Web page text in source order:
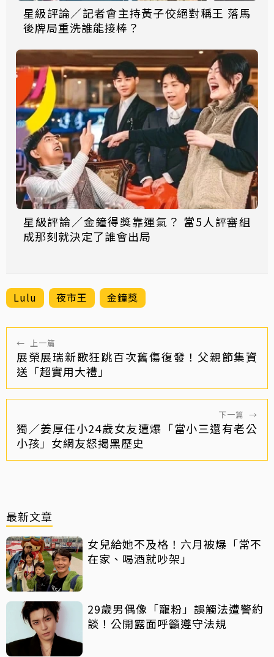
星級評論／記者會主持黃子佼絕對稱王 落馬
後牌局重洗誰能接棒？
星級評論／金鐘得獎靠運氣？ 當5人評審組
成那刻就決定了誰會出局
Lulu 夜市王 金鐘獎
← 上一篇
展榮展瑞新歌狂跳百次舊傷復發！父親節集資
送「超實用大禮」
下一篇 →
獨／姜厚任小24歲女友遭爆「當小三還有老公
小孩」女網友怒揭黑歷史
最新文章
女兒給她不及格！六月被爆「常不
在家、喝酒就吵架」
29歲男偶像「寵粉」誤觸法遭警約
談！公開露面呼籲遵守法規